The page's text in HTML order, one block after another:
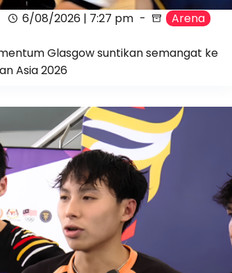
6/08/2026 | 7:27 pm Arena
Glasgow suntikan semangat ke
Asia 2026